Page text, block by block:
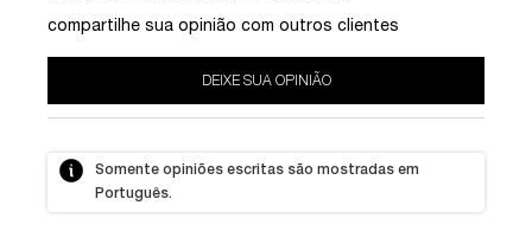
compartilhe sua opinião com outros clientes
DEIXE SUA OPINIÃO
Somente opiniões escritas são mostradas em
Português.